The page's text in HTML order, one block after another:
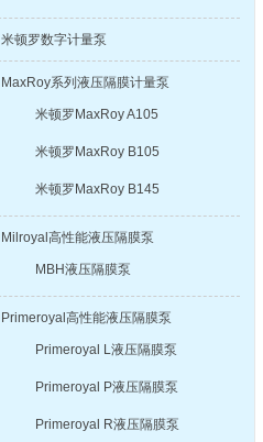
米顿罗数字计量泵
MaxRoy系列液压隔膜计量泵
米顿罗MaxRoy A105
米顿罗MaxRoy B105
米顿罗MaxRoy B145
Milroyal高性能液压隔膜泵
MBH液压隔膜泵
Primeroyal高性能液压隔膜泵
Primeroyal L液压隔膜泵
Primeroyal P液压隔膜泵
Primeroyal R液压隔膜泵